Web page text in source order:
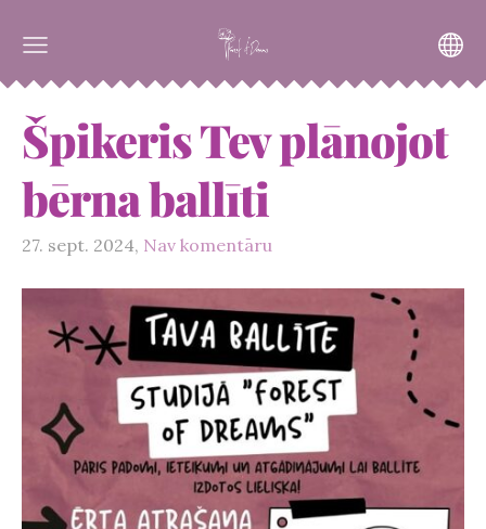
Špikeris Tev plānojot
bērna ballīti
27. sept. 2024, Nav komentāru